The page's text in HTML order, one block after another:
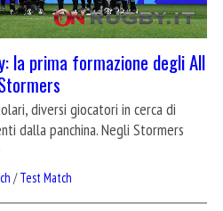
la prima formazione degli All
diversi giocatori in cerca di
dalla panchina. Negli Stormers
/Test Match